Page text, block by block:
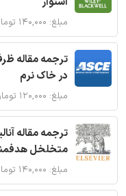
مبلغ: ۱۴۰,۰۰۰ تومان
ترجمه مقاله
در خاک نرم
مبلغ: ۱۲۰,۰۰۰ تومان
ترجمه مقاله
متخلخل
مبلغ: ۱۴۰,۰۰۰ تومان